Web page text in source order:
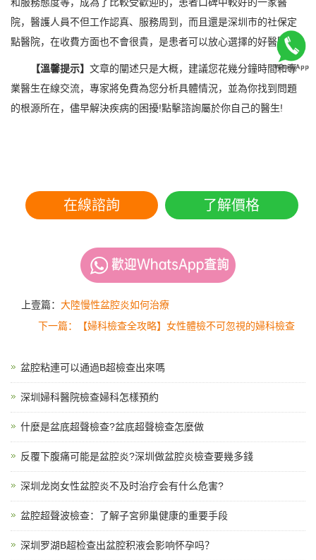
和服務態度等，成為了比較受歡迎的，患者口碑中較好的一家醫
院，醫護人員不但工作認真、服務周到，而且還是深圳市的社保定
點醫院，在收費方面也不會很貴，是患者可以放心選擇的好醫院。
【溫馨提示】 文章的闡述只是大概，建議您花幾分鐘時間和專
業醫生在線交流，專家將免費為您分析具體情況，並為你找到問題
的根源所在，儘早解決疾病的困擾!點擊諮詢屬於你自己的醫生!
在線諮詢 了解價格
上壹篇： 大陸慢性盆腔炎如何治療
下一篇：【婦科檢查全攻略】女性體檢不可忽視的婦科檢查
盆腔粘連可以通過B超檢查出來嗎
深圳婦科醫院檢查婦科怎樣預約
什麼是盆底超聲檢查?盆底超聲檢查怎麼做
反覆下腹痛可能是盆腔炎?深圳做盆腔炎檢查要幾多錢
深圳龙岗女性盆腔炎不及时治疗会有什么危害?
盆腔超聲波檢查：了解子宮卵巢健康的重要手段
深圳罗湖B超检查出盆腔积液会影响怀孕吗？